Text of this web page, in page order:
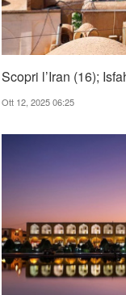
Scopri l’Iran (16);
Ott 12, 2025 06:25